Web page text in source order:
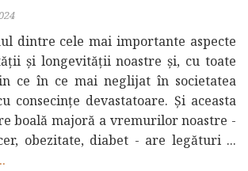
dintre cele mai importante aspecte
și longevității noastre și, cu toate
ce în ce mai neglijat în societatea
consecințe devastatoare. Și aceasta
boală majoră a vremurilor noastre -
obezitate, diabet - are legături ...